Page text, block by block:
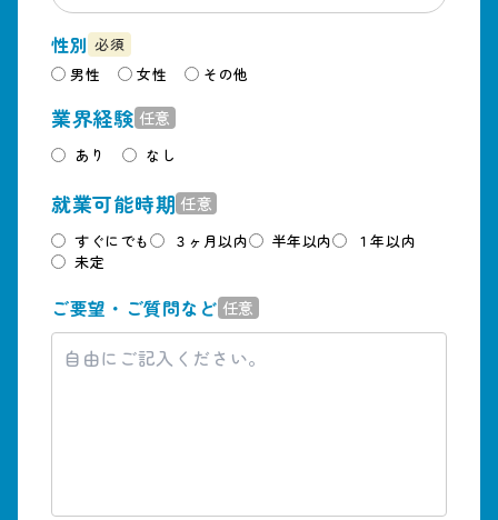
性別 必須
男性
女性 その他
業界経験 任意
あり なし
就業可能時期 任意
すぐにでも ３ヶ月以内 半年以内
１年以内
未定
ご要望・ご質問など 任意